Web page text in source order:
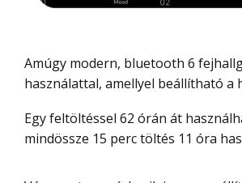
Amúgy modern, bluetooth 6 fejhallgató alkalmazás
használattal, amellyel beállítható a
Egy feltöltéssel 62 órán át használható és
mindössze 15 perc töltés 11 óra